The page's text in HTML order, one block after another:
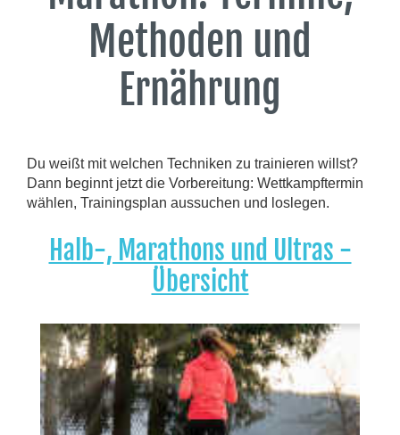
Methoden und
Ernährung
Du weißt mit welchen Techniken zu trainieren willst?
Dann beginnt jetzt die Vorbereitung: Wettkampftermin
wählen, Trainingsplan aussuchen und loslegen.
Halb-, Marathons und Ultras -
Übersicht